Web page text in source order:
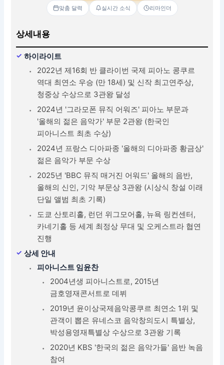
맞춤 달력 실시간 소식 리마인더
상세내용
하이라이트
2022년 제16회 반 클라이번 국제 피아노 콩쿠르
역대 최연소 우승 (만 18세) 및 신작 최고연주상,
청중상 수상으로 3관왕 달성
2024년 '그라모폰 뮤직 어워즈' 피아노 부문과
'올해의 젊은 음악가' 부문 2관왕 (한국인
피아니스트 최초 수상)
2024년 프랑스 디아파종 '올해의 디아파종 황금상'
젊은 음악가 부문 수상
2025년 'BBC 뮤직 매거진 어워드' 올해의 음반,
올해의 신인, 기악 부문상 3관왕 (시상식 창설 이래
단일 앨범 최초 기록)
도쿄 산토리홀, 런던 위그모어홀, 뉴욕 링컨센터,
카네기홀 등 세계 최정상 무대 및 오케스트라 협연
진행
상세 안내
피아니스트 임윤찬
2004년생 피아니스트로, 2015년
금호영재콘서트로 데뷔
2019년 윤이상국제음악콩쿠르 최연소 1위 및
관객이 뽑은 유네스코 음악창의도시 특별상,
박성용영재특별상 수상으로 3관왕 기록
2020년 KBS '한국의 젊은 음악가들' 음반 녹음
참여